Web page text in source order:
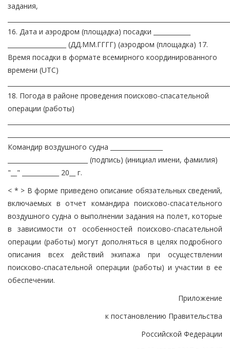
задания,
16. Дата и аэродром (площадка) посадки ____________
___________________ (ДД.ММ.ГГГГ) (аэродром (площадка) 17.
Время посадки в формате всемирного координированного
времени (UTC)
18. Погода в районе проведения поисково-спасательной
операции (работы)
Командир воздушного судна _________________
__________________________ (подпись) (инициал имени, фамилия)
"__" ____________ 20__ г.
< * > В форме приведено описание обязательных сведений,
включаемых в отчет командира поисково-спасательного
воздушного судна о выполнении задания на полет, которые
в зависимости от особенностей поисково-спасательной
операции (работы) могут дополняться в целях подробного
описания всех действий экипажа при осуществлении
поисково-спасательной операции (работы) и участии в ее
обеспечении.
Приложение
к постановлению Правительства
Российской Федерации